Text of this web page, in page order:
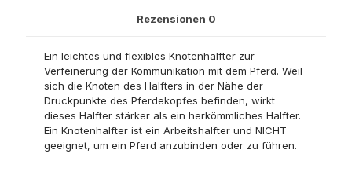
Rezensionen 0
Ein leichtes und flexibles Knotenhalfter zur
Verfeinerung der Kommunikation mit dem Pferd. Weil
sich die Knoten des Halfters in der Nähe der
Druckpunkte des Pferdekopfes befinden, wirkt
dieses Halfter stärker als ein herkömmliches Halfter.
Ein Knotenhalfter ist ein Arbeitshalfter und NICHT
geeignet, um ein Pferd anzubinden oder zu führen.